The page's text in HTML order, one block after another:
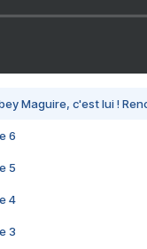
Maguire, c'est lui !
6
5
4
3